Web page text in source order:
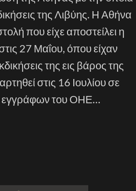
της Λιβύης. Η Αθήνα
που είχε αποστείλει η
27 Μαΐου, όπου είχαν
της εις βάρος της
στις 16 Ιουλίου σε
εγγράφων του ΟΗΕ…